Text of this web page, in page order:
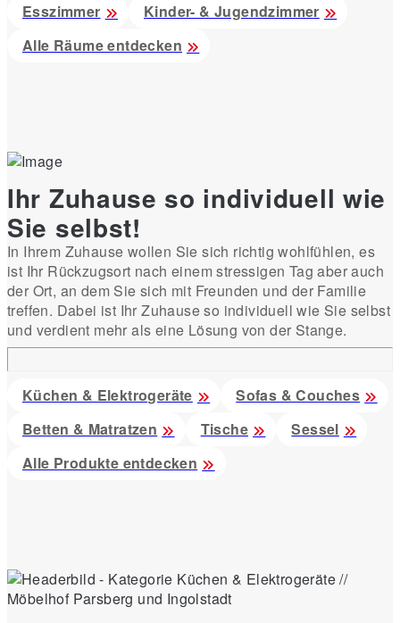
Esszimmer
Kinder- & Jugendzimmer
Alle Räume entdecken
Ihr Zuhause so individuell wie
Sie selbst!
In Ihrem Zuhause wollen Sie sich richtig wohlfühlen, es
ist Ihr Rückzugsort nach einem stressigen Tag aber auch
der Ort, an dem Sie sich mit Freunden und der Familie
treffen. Dabei ist Ihr Zuhause so individuell wie Sie selbst
und verdient mehr als eine Lösung von der Stange.
Küchen & Elektrogeräte
Sofas & Couches
Betten & Matratzen
Tische
Sessel
Alle Produkte entdecken